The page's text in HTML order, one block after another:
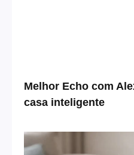
Melhor Echo com
casa inteligente